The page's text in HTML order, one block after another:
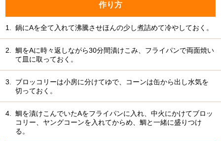
作り方
1. 鍋にAを全て入れて沸騰させほんの少し煮詰めて冷やしておく。
2.
鯛をAに時々返しながら30分間漬けこみ、フライパンで両面焼い
て皿に取っておく。
3.
ブロッコリーは小房に分けてゆで、コーンは缶から出し水気を
切っておく。
4.
鯛を漬けこんでいたAをフライパンに入れ、中火にかけてブロッ
コリー、ヤングコーンを入れてからめ、鯛と一緒に盛りつけ
る。